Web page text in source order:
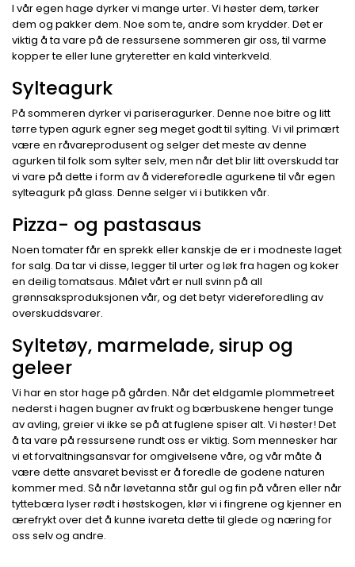
I vår egen hage dyrker vi mange urter. Vi høster dem, tørker
dem og pakker dem. Noe som te, andre som krydder. Det er
viktig å ta vare på de ressursene sommeren gir oss, til varme
kopper te eller lune gryteretter en kald vinterkveld.
Sylteagurk
På sommeren dyrker vi pariseragurker. Denne noe bitre og litt
tørre typen agurk egner seg meget godt til sylting. Vi vil primært
være en råvareprodusent og selger det meste av denne
agurken til folk som sylter selv, men når det blir litt overskudd tar
vi vare på dette i form av å videreforedle agurkene til vår egen
sylteagurk på glass. Denne selger vi i butikken vår.
Pizza- og pastasaus
Noen tomater får en sprekk eller kanskje de er i modneste laget
for salg. Da tar vi disse, legger til urter og løk fra hagen og koker
en deilig tomatsaus. Målet vårt er null svinn på all
grønnsaksproduksjonen vår, og det betyr videreforedling av
overskuddsvarer.
Syltetøy, marmelade, sirup og
geleer
Vi har en stor hage på gården. Når det eldgamle plommetreet
nederst i hagen bugner av frukt og bærbuskene henger tunge
av avling, greier vi ikke se på at fuglene spiser alt. Vi høster! Det
å ta vare på ressursene rundt oss er viktig. Som mennesker har
vi et forvaltningsansvar for omgivelsene våre, og vår måte å
være dette ansvaret bevisst er å foredle de godene naturen
kommer med. Så når løvetanna står gul og fin på våren eller når
tyttebæra lyser rødt i høstskogen, klør vi i fingrene og kjenner en
ærefrykt over det å kunne ivareta dette til glede og næring for
oss selv og andre.